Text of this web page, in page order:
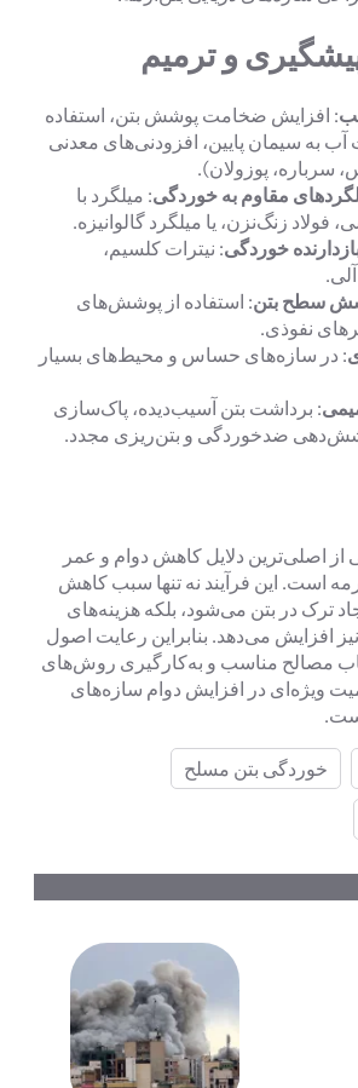
و ترمیم
: افزایش ضخامت پوشش بتن، استفاده
آب به سیمان پایین، افزودنی‌های معدنی
سرباره، پوزولان).
مقاوم به خوردگی: میلگرد با
زنگ‌نزن، یا میلگرد گالوانیزه.
خوردگی: نیترات کلسیم،
سطح بتن: استفاده از پوشش‌های
نفوذی.
: در سازه‌های حساس و محیط‌های بسیار
: برداشت بتن آسیب‌دیده، پاک‌سازی
ضدخوردگی و بتن‌ریزی مجدد.
از اصلی‌ترین دلایل کاهش دوام و عمر
است. این فرآیند نه تنها سبب کاهش
ترک در بتن می‌شود، بلکه هزینه‌های
افزایش می‌دهد. بنابراین رعایت اصول
مصالح مناسب و به‌کارگیری روش‌های
ویژه‌ای در افزایش دوام سازه‌های
خوردگی بتن مسلح